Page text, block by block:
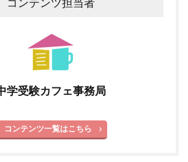
コンテンツ担当者
学受験カフェ事務局
コンテンツ一覧はこちら